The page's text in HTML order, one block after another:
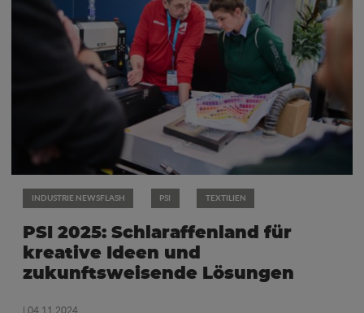
INDUSTRIE NEWSFLASH PSI TEXTILIEN
PSI 2025: Schlaraffenland für
kreative Ideen und
zukunftsweisende Lösungen